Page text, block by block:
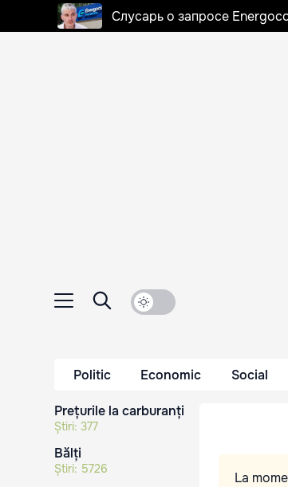
Слусарь о запросе
Politic Economic Social
Prețurile la carburanți
Știri: 377
Bălți
Știri: 5726
La